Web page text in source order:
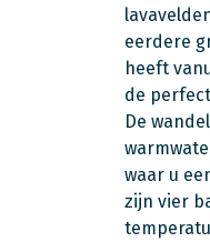
eerdere
heeft
de
De
waar u
zijn vier